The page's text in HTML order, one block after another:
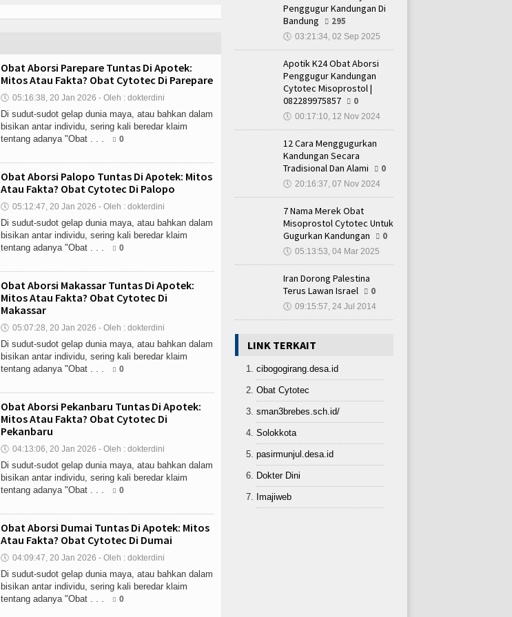
Obat Aborsi Parepare Tuntas Di Apotek:
Mitos Atau Fakta? Obat Cytotec Di Parepare
🕔 05:16:38, 20 Jan 2026 - Oleh : dokterdini
Di sudut-sudot gelap dunia maya, atau bahkan dalam
bisikan antar individu, sering kali beredar klaim
tentang adanya "Obat . . .
0
Obat Aborsi Palopo Tuntas Di Apotek: Mitos
Atau Fakta? Obat Cytotec Di Palopo
🕔 05:12:47, 20 Jan 2026 - Oleh : dokterdini
Di sudut-sudot gelap dunia maya, atau bahkan dalam
bisikan antar individu, sering kali beredar klaim
tentang adanya "Obat . . .
0
Obat Aborsi Makassar Tuntas Di Apotek:
Mitos Atau Fakta? Obat Cytotec Di
Makassar
🕔 05:07:28, 20 Jan 2026 - Oleh : dokterdini
Di sudut-sudot gelap dunia maya, atau bahkan dalam
bisikan antar individu, sering kali beredar klaim
tentang adanya "Obat . . .
0
Obat Aborsi Pekanbaru Tuntas Di Apotek:
Mitos Atau Fakta? Obat Cytotec Di
Pekanbaru
🕔 04:13:06, 20 Jan 2026 - Oleh : dokterdini
Di sudut-sudot gelap dunia maya, atau bahkan dalam
bisikan antar individu, sering kali beredar klaim
tentang adanya "Obat . . .
0
Obat Aborsi Dumai Tuntas Di Apotek: Mitos
Atau Fakta? Obat Cytotec Di Dumai
🕔 04:09:47, 20 Jan 2026 - Oleh : dokterdini
Di sudut-sudot gelap dunia maya, atau bahkan dalam
bisikan antar individu, sering kali beredar klaim
tentang adanya "Obat . . .
0
Penggugur Kandungan Di
Bandung
295
🕔 03:21:34, 02 Sep 2025
Apotik K24 Obat Aborsi
Penggugur Kandungan
Cytotec Misoprostol |
082289975857
0
🕔 00:17:10, 12 Nov 2024
12 Cara Menggugurkan
Kandungan Secara
Tradisional Dan Alami
0
🕔 20:16:37, 07 Nov 2024
7 Nama Merek Obat
Misoprostol Cytotec Untuk
Gugurkan Kandungan
0
🕔 05:13:53, 04 Mar 2025
Iran Dorong Palestina
Terus Lawan Israel
0
🕔 09:15:57, 24 Jul 2014
LINK TERKAIT
cibogogirang.desa.id
Obat Cytotec
sman3brebes.sch.id/
Solokkota
pasirmunjul.desa.id
Dokter Dini
Imajiweb